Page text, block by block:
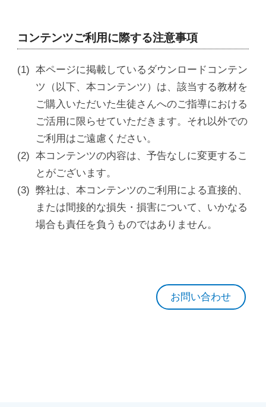
コンテンツご利用に際する注意事項
本ページに掲載しているダウンロードコンテン
ツ（以下、本コンテンツ）は、該当する教材を
ご購入いただいた生徒さんへのご指導における
ご活用に限らせていただきます。それ以外での
ご利用はご遠慮ください。
本コンテンツの内容は、予告なしに変更するこ
とがございます。
弊社は、本コンテンツのご利用による直接的、
または間接的な損失・損害について、いかなる
場合も責任を負うものではありません。
お問い合わせ